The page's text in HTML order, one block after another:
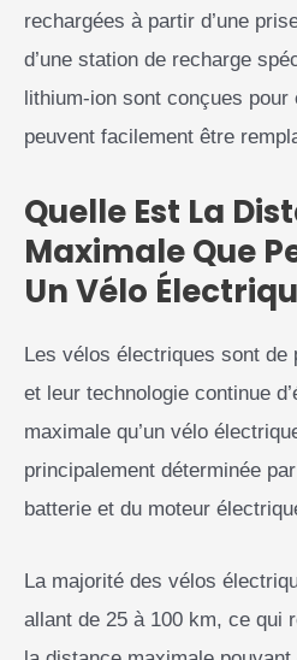
rechargées à partir d’une
d’une station de recharge
lithium-ion sont conçues
peuvent facilement être
Quelle Est La
Maximale Que
Un Vélo
Les vélos électriques sont de
et leur technologie continue
maximale qu’un vélo
principalement déterminée
batterie et du moteur
La majorité des vélos
allant de 25 à 100 km, ce qui